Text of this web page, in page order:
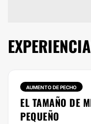
AUMENTO DE PECHO
EL TAMAÑO DE
PEQUEÑO